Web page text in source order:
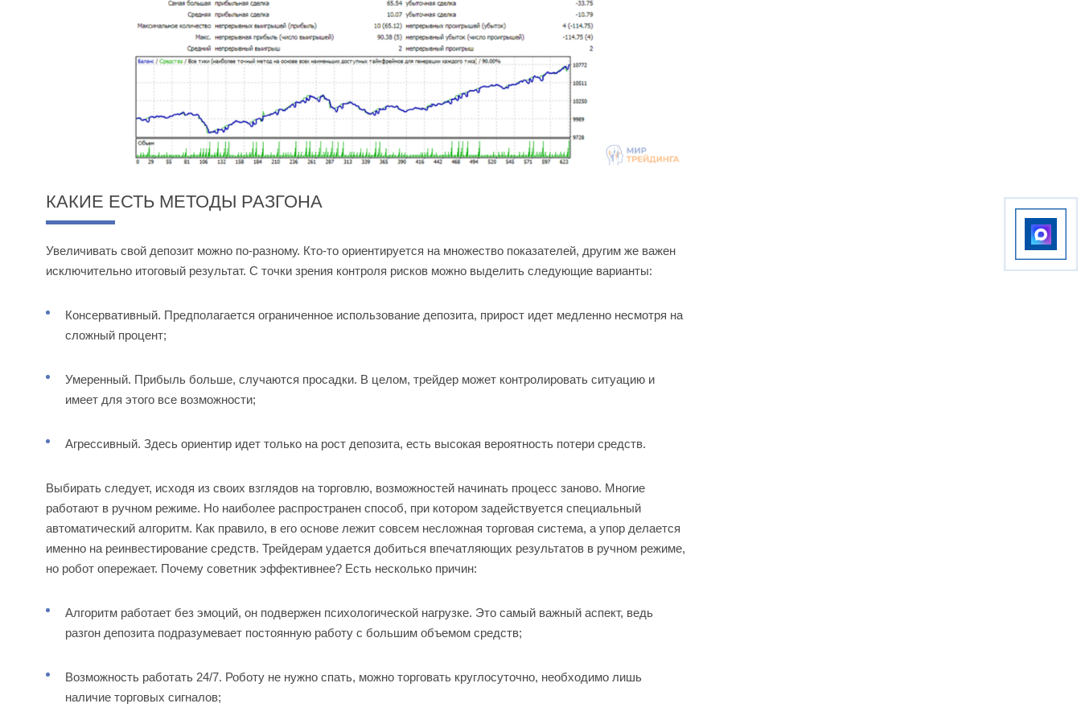
КАКИЕ ЕСТЬ МЕТОДЫ РАЗГОНА
Увеличивать свой депозит можно по-разному. Кто-то ориентируется на множество показателей, другим же важен
исключительно итоговый результат. С точки зрения контроля рисков можно выделить следующие варианты:
Консервативный. Предполагается ограниченное использование депозита, прирост идет медленно несмотря на
сложный процент;
Умеренный. Прибыль больше, случаются просадки. В целом, трейдер может контролировать ситуацию и
имеет для этого все возможности;
Агрессивный. Здесь ориентир идет только на рост депозита, есть высокая вероятность потери средств.
Выбирать следует, исходя из своих взглядов на торговлю, возможностей начинать процесс заново. Многие
работают в ручном режиме. Но наиболее распространен способ, при котором задействуется специальный
автоматический алгоритм. Как правило, в его основе лежит совсем несложная торговая система, а упор делается
именно на реинвестирование средств. Трейдерам удается добиться впечатляющих результатов в ручном режиме,
но робот опережает. Почему советник эффективнее? Есть несколько причин:
Алгоритм работает без эмоций, он подвержен психологической нагрузке. Это самый важный аспект, ведь
разгон депозита подразумевает постоянную работу с большим объемом средств;
Возможность работать 24/7. Роботу не нужно спать, можно торговать круглосуточно, необходимо лишь
наличие торговых сигналов;